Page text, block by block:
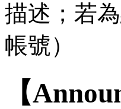
描述；若
帳號）
【